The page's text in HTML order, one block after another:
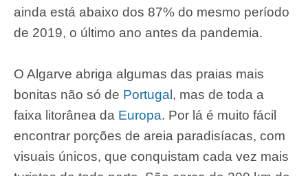
ainda está abaixo dos 87% do mesmo período
de 2019, o último ano antes da pandemia.
O Algarve abriga algumas das praias mais
bonitas não só de Portugal , mas de toda a
faixa litorânea da Europa. Por lá é muito fácil
encontrar porções de areia paradisíacas, com
visuais únicos, que conquistam cada vez mais